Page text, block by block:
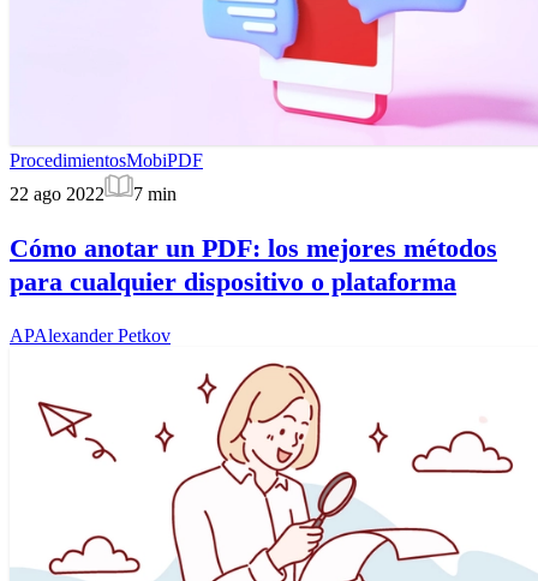
ProcedimientosMobiPDF
22 ago 2022
7 min
Cómo anotar un PDF: los mejores métodos
para cualquier dispositivo o plataforma
APAlexander Petkov